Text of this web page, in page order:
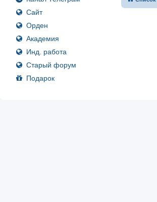
Сайт
Орден
Академия
Инд. работа
Старый форум
Подарок